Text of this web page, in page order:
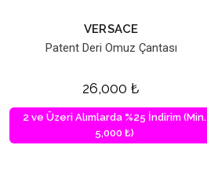
VERSACE
Patent Deri Omuz Çantası
26,000₺
2 ve Üzeri Alımlarda %25 İndirim (Min.
5,000 ₺)